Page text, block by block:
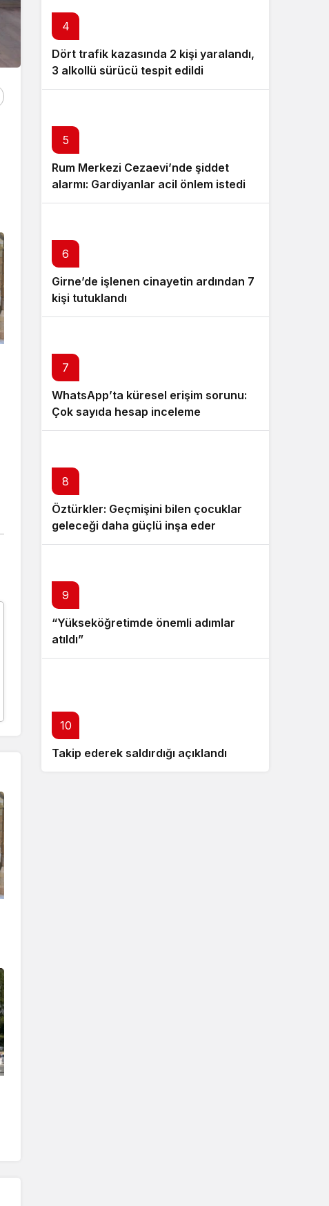
4
Dört trafik kazasında 2 kişi yaralandı,
3 alkollü sürücü tespit edildi
5
Rum Merkezi Cezaevi’nde şiddet
alarmı: Gardiyanlar acil önlem istedi
6
Girne’de işlenen cinayetin ardından 7
kişi tutuklandı
7
WhatsApp’ta küresel erişim sorunu:
Çok sayıda hesap inceleme
gerekçesiyle askıya alındı
8
Öztürkler: Geçmişini bilen çocuklar
geleceği daha güçlü inşa eder
9
“Yükseköğretimde önemli adımlar
atıldı”
10
Takip ederek saldırdığı açıklandı